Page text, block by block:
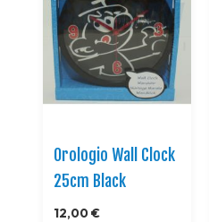
Orologio Wall Clock
25cm Black
12,00 €